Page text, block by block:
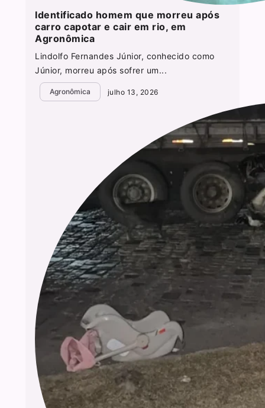
Identificado homem que morreu após
carro capotar e cair em rio, em
Agronômica
Lindolfo Fernandes Júnior, conhecido como
Júnior, morreu após sofrer um...
Agronômica julho 13, 2026